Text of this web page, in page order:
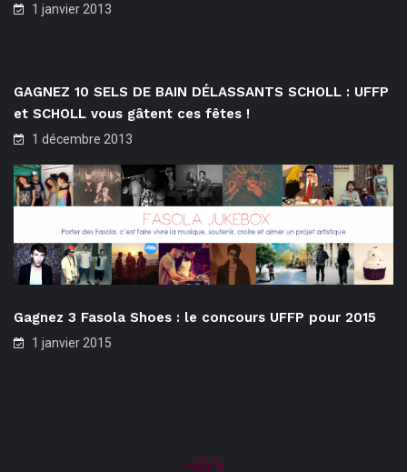
1 janvier 2013
GAGNEZ 10 SELS DE BAIN DÉLASSANTS SCHOLL : UFFP
et SCHOLL vous gâtent ces fêtes !
1 décembre 2013
Gagnez 3 Fasola Shoes : le concours UFFP pour 2015
1 janvier 2015